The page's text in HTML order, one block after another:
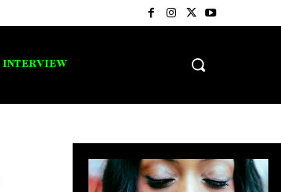
INTERVIEW